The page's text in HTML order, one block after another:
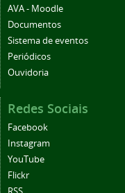
AVA - Moodle
Documentos
Sistema de eventos
Periódicos
Ouvidoria
Redes Sociais
Facebook
Instagram
YouTube
Flickr